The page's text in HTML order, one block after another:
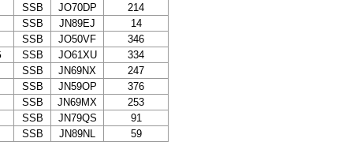
SSB JO70DP
214
SSB JN89EJ
14
SSB JO50VF
346
SSB JO61XU
334
SSB JN69NX
247
SSB JN59OP
376
SSB JN69MX
253
SSB JN79QS
91
SSB JN89NL
59